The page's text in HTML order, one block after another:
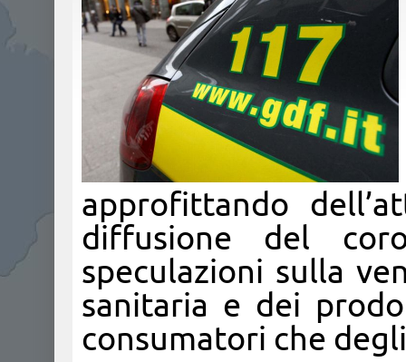
approfittando
diffusione del
speculazioni sulla
sanitaria e dei
consumatori che